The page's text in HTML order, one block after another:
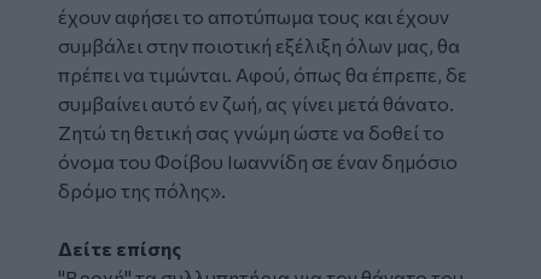
έχουν αφήσει το αποτύπωμα τους και έχουν
συμβάλει στην ποιοτική εξέλιξη όλων μας, θα
πρέπει να τιμώνται. Αφού, όπως θα έπρεπε, δε
συμβαίνει αυτό εν ζωή, ας γίνει μετά θάνατο.
Ζητώ τη θετική σας γνώμη ώστε να δοθεί το
όνομα του Φοίβου Ιωαννίδη σε έναν δημόσιο
δρόμο της πόλης».
Δείτε επίσης